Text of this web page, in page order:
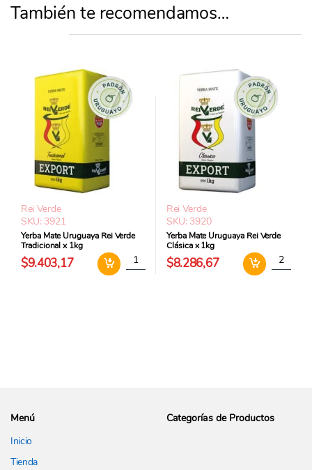
También te recomendamos…
Rei Verde
SKU: 3921
Yerba Mate Uruguaya Rei Verde
Tradicional x 1kg
$9.403,17 Yerba Mate Uruguaya Rei Verde Tradicional
Rei Verde
SKU: 3920
Yerba Mate Uruguaya Rei Verde
Clásica x 1kg
$8.286,67 Yerba
Menú
Inicio
Tienda
Categorías de Productos